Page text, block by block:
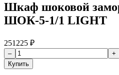
Шкаф шоковой
ШОК-5-1/1 LIGHT
251225 ₽
Купить